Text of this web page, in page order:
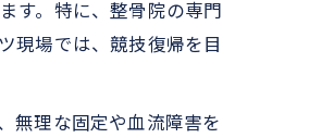
す。特に、整骨院の専門
現場では、競技復帰を目
無理な固定や血流障害を